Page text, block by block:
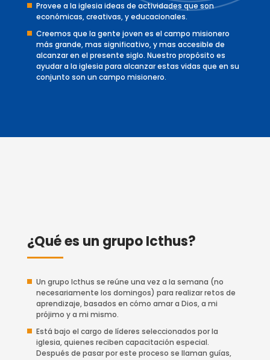
Provee a la iglesia ideas de actividades que son
económicas, creativas, y educacionales.
Creemos que la gente joven es el campo misionero
más grande, mas significativo, y mas accesible de
alcanzar en el presente siglo. Nuestro propósito es
ayudar a la iglesia para alcanzar estas vidas que en su
conjunto son un campo misionero.
¿Qué es un grupo Icthus?
Un grupo Icthus se reúne una vez a la semana (no
necesariamente los domingos) para realizar retos de
aprendizaje, basados en cómo amar a Dios, a mi
prójimo y a mi mismo.
Está bajo el cargo de líderes seleccionados por la
iglesia, quienes reciben capacitación especial.
Después de pasar por este proceso se llaman guías,